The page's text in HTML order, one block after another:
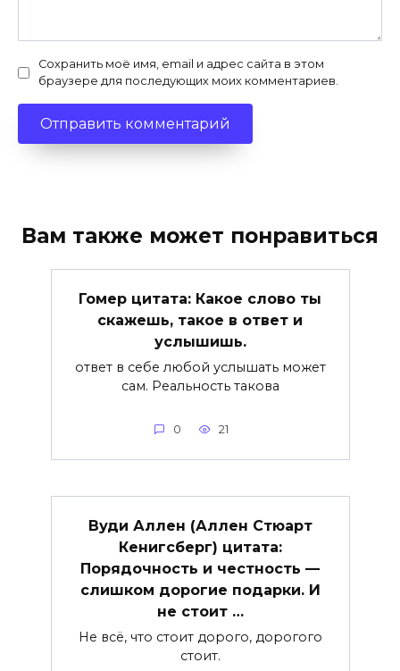
Сохранить моё имя, email и адрес сайта в этом
браузере для последующих моих комментариев.
Вам также может понравиться
Гомер цитата: Какое слово ты
скажешь, такое в ответ и
услышишь.
ответ в себе любой услышать может
сам. Реальность такова
0 21
Вуди Аллен (Аллен Стюарт
Кенигсберг) цитата:
Порядочность и честность —
слишком дорогие подарки. И
не стоит …
Не всё, что стоит дорого, дорогого
стоит.